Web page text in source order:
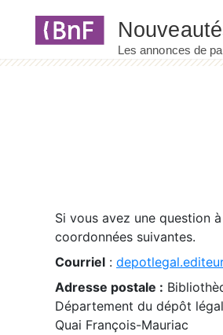
Si vous avez une question
coordonnées suivantes.
Courriel :
Adresse postale :
Département du dépôt
Quai François-Mauriac